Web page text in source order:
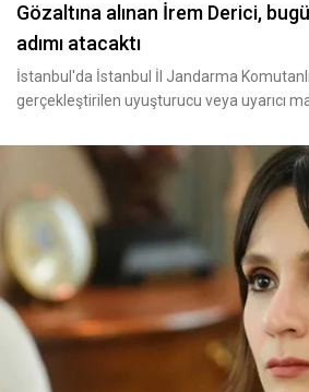
Gözaltına alınan İrem Derici,
adımı atacaktı
İstanbul'da İstanbul İl Jandarma
gerçekleştirilen uyuşturucu veya uyarıcı